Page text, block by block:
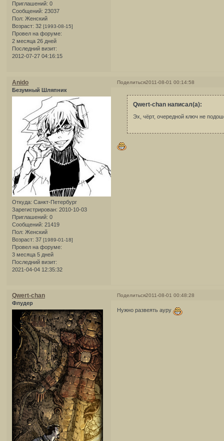
Приглашений: 0
Сообщений: 23037
Пол: Женский
Возраст: 32 [1993-08-15]
Провел на форуме:
2 месяца 26 дней
Последний визит:
2012-07-27 04:16:15
Поделиться2011-08-01 00:14:58
Anido
Безумный Шляпник
Откуда: Санкт-Петербург
Зарегистрирован: 2010-10-03
Приглашений: 0
Сообщений: 21419
Пол: Женский
Возраст: 37 [1989-01-18]
Провел на форуме:
3 месяца 5 дней
Последний визит:
2021-04-04 12:35:32
Qwert-chan написал(а):
Эх, чёрт, очередной ключ не
Поделиться2011-08-01 00:48:28
Qwert-chan
Флудер
Нужно развеять ауру